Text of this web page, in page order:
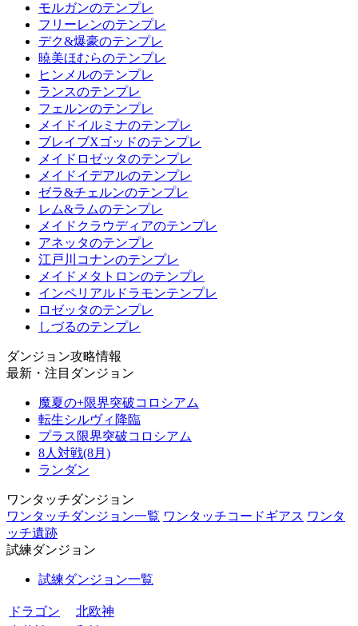
モルガンのテンプレ
フリーレンのテンプレ
デク&爆豪のテンプレ
暁美ほむらのテンプレ
ヒンメルのテンプレ
ランスのテンプレ
フェルンのテンプレ
メイドイルミナのテンプレ
ブレイブXゴッドのテンプレ
メイドロゼッタのテンプレ
メイドイデアルのテンプレ
ゼラ&チェルンのテンプレ
レム&ラムのテンプレ
メイドクラウディアのテンプレ
アネッタのテンプレ
江戸川コナンのテンプレ
メイドメタトロンのテンプレ
インペリアルドラモンテンプレ
ロゼッタのテンプレ
しづるのテンプレ
ダンジョン攻略情報
最新・注目ダンジョン
魔夏の+限界突破コロシアム
転生シルヴィ降臨
プラス限界突破コロシアム
8人対戦(8月)
ランダン
ワンタッチダンジョン
ワンタッチダンジョン一覧 ワンタッチコードギアス ワンタ
ッチ遺跡
試練ダンジョン
試練ダンジョン一覧
ドラゴン
北欧神